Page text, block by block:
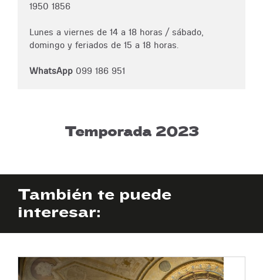
1950 1856
Lunes a viernes de 14 a 18 horas / sábado,
domingo y feriados de 15 a 18 horas.
WhatsApp 099 186 951
Temporada 2023
También te puede
interesar: